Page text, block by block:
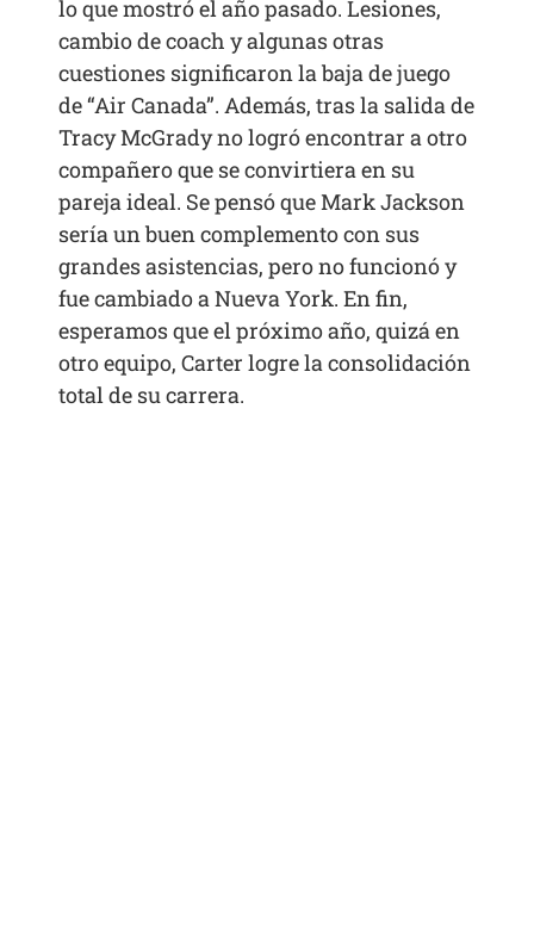
lo que mostró el año pasado. Lesiones,
cambio de coach y algunas otras
cuestiones significaron la baja de juego
de “Air Canada”. Además, tras la salida de
Tracy McGrady no logró encontrar a otro
compañero que se convirtiera en su
pareja ideal. Se pensó que Mark Jackson
sería un buen complemento con sus
grandes asistencias, pero no funcionó y
fue cambiado a Nueva York. En fin,
esperamos que el próximo año, quizá en
otro equipo, Carter logre la consolidación
total de su carrera.